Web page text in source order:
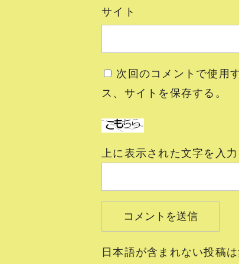
サイト
次回のコメントで使用
ス、サイトを保存する。
上に表示された文字を入
日本語が含まれない投稿